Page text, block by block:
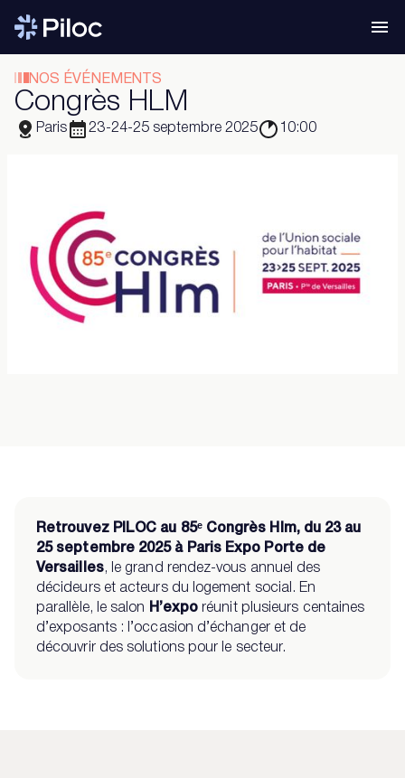
NOS ÉVÉNEMENTS
Congrès HLM
Paris 23-24-25 septembre 2025 10:00
Retrouvez PILOC au 85ᵉ Congrès Hlm, du 23 au
25 septembre 2025 à Paris Expo Porte de
Versailles, le grand rendez-vous annuel des
décideurs et acteurs du logement social. En
parallèle, le salon
H’expo réunit plusieurs centaines
d’exposants : l’occasion d’échanger et de
découvrir des solutions pour le secteur.